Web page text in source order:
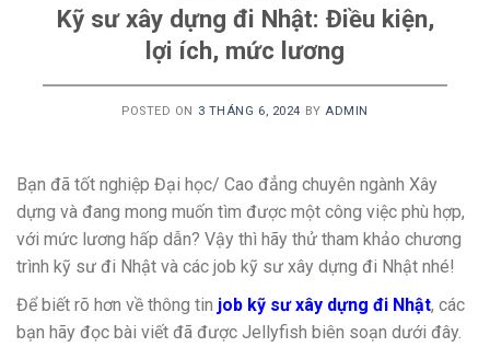
Kỹ sư xây dựng đi Nhật: Điều kiện,
lợi ích, mức lương
POSTED ON 3 THÁNG 6, 2024 BY ADMIN
Bạn đã tốt nghiệp Đại học/ Cao đẳng chuyên ngành Xây
dựng và đang mong muốn tìm được một công việc phù hợp,
với mức lương hấp dẫn? Vậy thì hãy thử tham khảo chương
trình kỹ sư đi Nhật và các job kỹ sư xây dựng đi Nhật nhé!
Để biết rõ hơn về thông tin job kỹ sư xây dựng đi Nhật, các
bạn hãy đọc bài viết đã được Jellyfish biên soạn dưới đây.